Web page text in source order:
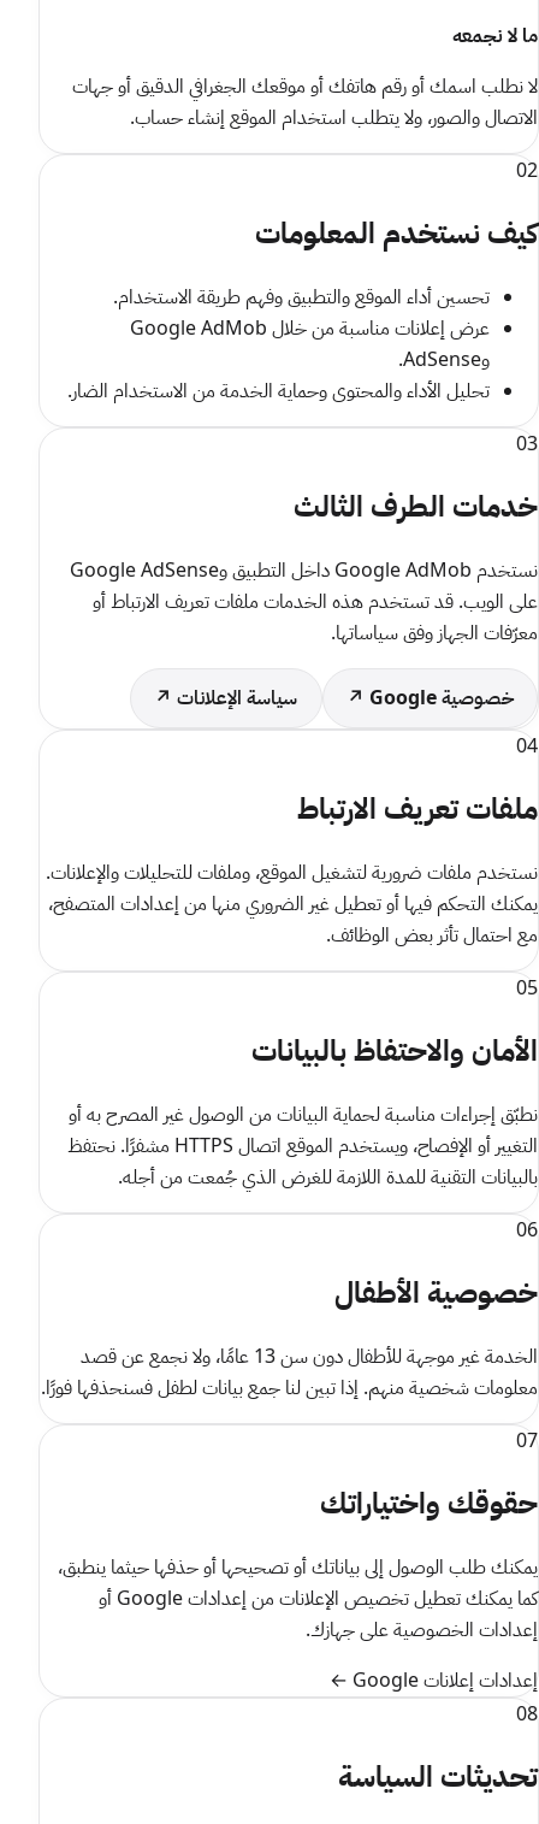
ما لا نجمعه
لا نطلب اسمك أو رقم هاتفك أو موقعك الجغرافي الدقيق أو جهات
الاتصال والصور، ولا يتطلب استخدام الموقع إنشاء حساب.
02
كيف نستخدم المعلومات
تحسين أداء الموقع والتطبيق وفهم طريقة الاستخدام.
عرض إعلانات مناسبة من خلال Google AdMob
وAdSense.
تحليل الأداء والمحتوى وحماية الخدمة من الاستخدام الضار.
03
خدمات الطرف الثالث
نستخدم Google AdMob داخل التطبيق وGoogle AdSense
على الويب. قد تستخدم هذه الخدمات ملفات تعريف الارتباط أو
معرّفات الجهاز وفق سياساتها.
خصوصية Google ↗
سياسة الإعلانات ↗
04
ملفات تعريف الارتباط
نستخدم ملفات ضرورية لتشغيل الموقع، وملفات للتحليلات والإعلانات.
يمكنك التحكم فيها أو تعطيل غير الضروري منها من إعدادات المتصفح،
مع احتمال تأثر بعض الوظائف.
05
الأمان والاحتفاظ بالبيانات
نطبّق إجراءات مناسبة لحماية البيانات من الوصول غير المصرح به أو
التغيير أو الإفصاح، ويستخدم الموقع اتصال HTTPS مشفرًا. نحتفظ
بالبيانات التقنية للمدة اللازمة للغرض الذي جُمعت من أجله.
06
خصوصية الأطفال
الخدمة غير موجهة للأطفال دون سن 13 عامًا، ولا نجمع عن قصد
معلومات شخصية منهم. إذا تبين لنا جمع بيانات لطفل فسنحذفها فورًا.
07
حقوقك واختياراتك
يمكنك طلب الوصول إلى بياناتك أو تصحيحها أو حذفها حيثما ينطبق،
كما يمكنك تعطيل تخصيص الإعلانات من إعدادات Google أو
إعدادات الخصوصية على جهازك.
إعدادات إعلانات Google ←
08
تحديثات السياسة